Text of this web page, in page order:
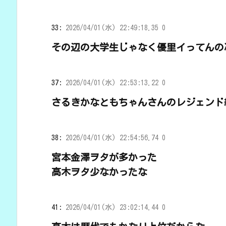
33: 2026/04/01(水) 22:49:18.35 0
その辺の大学生じゃなく優里イってん
37: 2026/04/01(水) 22:53:13.22 0
さるきかなともちゃんさんのレジェンド
38: 2026/04/01(水) 22:54:56.74 0
宮本金澤ヲタが多かった
高木ヲタ少なかったな
41: 2026/04/01(水) 23:02:14.44 0